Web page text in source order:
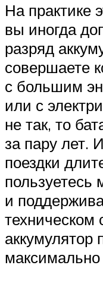
На практике
вы иногда
разряд
совершаете
с большим
или с
не так, то
за пару лет.
поездки
пользуетесь
и
аккумулятор
максимально